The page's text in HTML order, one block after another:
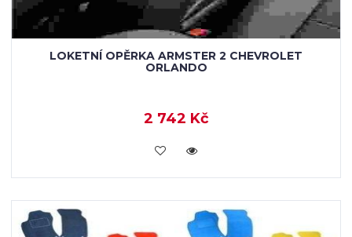
LOKETNÍ OPĚRKA ARMSTER 2 CHEVROLET
ORLANDO
2 742 Kč
KOUPIT